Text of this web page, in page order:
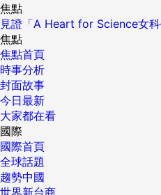
焦點
見證「A Heart for Science女
焦點
焦點首頁
時事分析
封面故事
今日最新
大家都在看
國際
國際首頁
全球話題
趨勢中國
世界新台商